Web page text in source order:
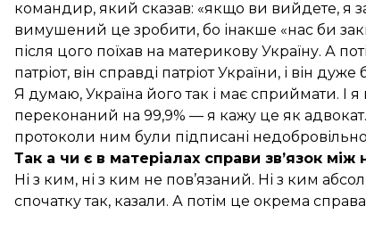
командир, який сказав: «якщо ви вийдете, я
вимушений це зробити, бо інакше «нас би
після цого поїхав на материкову Україну. А
патріот, він справді патріот України, і він
Я думаю, Україна його так і має сприймати. І
переконаний на 99,9% — я кажу це як
протоколи ним були підписані
Так а чи є в матеріалах справи зв’язок
Ні з ким, ні з ким не пов’язаний. Ні з ким
спочатку так, казали. А потім це окрема